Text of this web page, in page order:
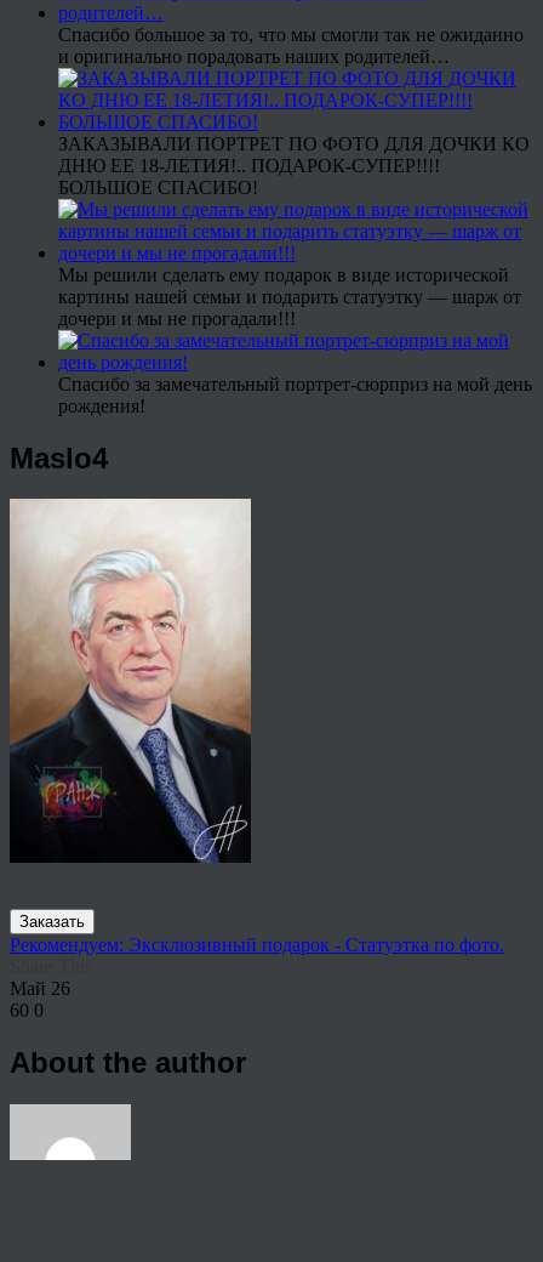
Спасибо большое за то, что мы смогли так не ожиданно
и оригинально порадовать наших родителей…
ЗАКАЗЫВАЛИ ПОРТРЕТ ПО ФОТО ДЛЯ ДОЧКИ КО
ДНЮ ЕЕ 18-ЛЕТИЯ!.. ПОДАРОК-СУПЕР!!!!
БОЛЬШОЕ СПАСИБО!
Мы решили сделать ему подарок в виде исторической
картины нашей семьи и подарить статуэтку — шарж от
дочери и мы не прогадали!!!
Спасибо за замечательный портрет-сюрприз на мой день
рождения!
Maslo4
Заказать
Рекомендуем: Эксклюзивный подарок - Статуэтка по фото.
Май 26
60 0
About the author